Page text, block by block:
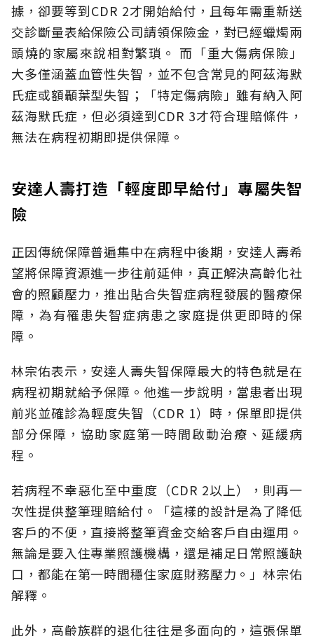
據，卻要等到CDR 2才開始給付，且每年需重新送
交診斷量表給保險公司請領保險金，對已經蠟燭兩
頭燒的家屬來說相對繁瑣。 而「重大傷病保險」
大多僅涵蓋血管性失智，並不包含常見的阿茲海默
氏症或額顳葉型失智；「特定傷病險」雖有納入阿
茲海默氏症，但必須達到CDR 3才符合理賠條件，
無法在病程初期即提供保障。
安達人壽打造「輕度即早給付」專屬失智
險
正因傳統保障普遍集中在病程中後期，安達人壽希
望將保障資源進一步往前延伸，真正解決高齡化社
會的照顧壓力，推出貼合失智症病程發展的醫療保
障，為有罹患失智症病患之家庭提供更即時的保
障。
林宗佑表示，安達人壽失智保障最大的特色就是在
病程初期就給予保障。他進一步說明，當患者出現
前兆並確診為輕度失智（CDR 1）時，保單即提供
部分保障，協助家庭第一時間啟動治療、延緩病
程。
若病程不幸惡化至中重度（CDR 2以上），則再一
次性提供整筆理賠給付。「這樣的設計是為了降低
客戶的不便，直接將整筆資金交給客戶自由運用。
無論是要入住專業照護機構，還是補足日常照護缺
口，都能在第一時間穩住家庭財務壓力。」林宗佑
解釋。
此外，高齡族群的退化往往是多面向的，這張保單